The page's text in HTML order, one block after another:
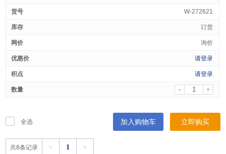
W-272621
订货
询价
请登录
请登录
- +
全选 加入购物车 立即购买
共8条记录 < 1 >